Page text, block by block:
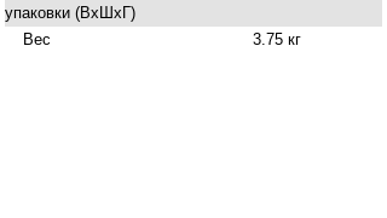
упаковки (ВхШхГ)
Вес
3.75 кг